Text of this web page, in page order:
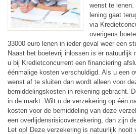
wenst te
lening gaat
via
overigens
33000 euro lenen in ieder geval weer een
Naast het boetevrij inlossen is er natuurlijk
u bij Kredietconcurrent een financiering
éénmalige kosten verschuldigd. Als u een
wenst af te sluiten dan wordt alleen voor
bemiddelingskosten in rekening gebracht.
in de markt. Wilt u de verzekering op één
kosten voor de bemiddeling van deze
een overlijdensrisicoverzekering, dan zijn
Let op! Deze verzekering is natuurlijk nooit